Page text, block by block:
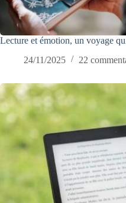
Lecture et émotion, un voyage
24/11/2025
22